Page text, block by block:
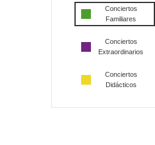
Conciertos
Familiares
Conciertos
Extraordinarios
Conciertos
Didácticos